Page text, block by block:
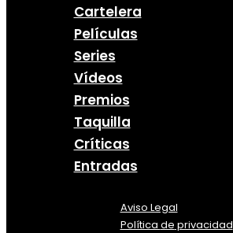
Cartelera
Películas
Series
Vídeos
Premios
Taquilla
Críticas
Entradas
Aviso Legal
Política de privacidad